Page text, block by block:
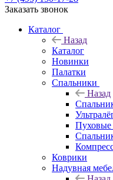
Заказать звонок
Каталог
Назад
Каталог
Новинки
Палатки
Спальники
Назад
Пуховые
Коврики
Надувная